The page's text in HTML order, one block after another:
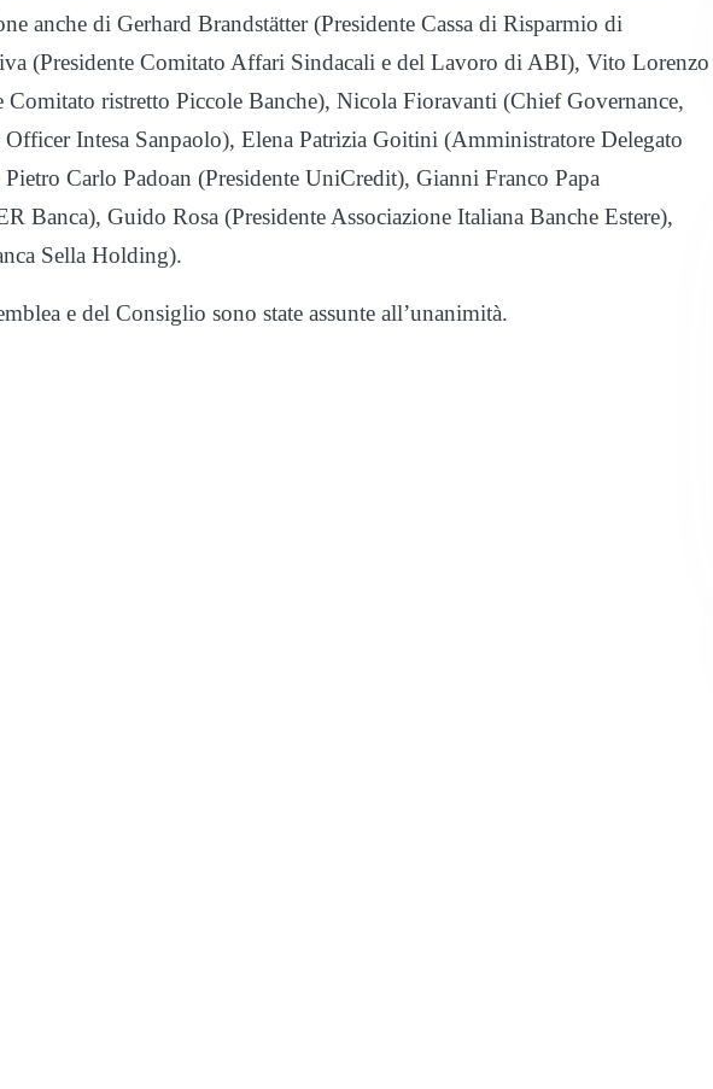
anche di Gerhard Brandstätter (Presidente Cassa di Risparmio di
(Presidente Comitato Affari Sindacali e del Lavoro di ABI), Vito Lorenzo
Comitato ristretto Piccole Banche), Nicola Fioravanti (Chief Governance,
Intesa Sanpaolo), Elena Patrizia Goitini (Amministratore Delegato
Carlo Padoan (Presidente UniCredit), Gianni Franco Papa
Banca), Guido Rosa (Presidente Associazione Italiana Banche Estere),
Sella Holding).
e del Consiglio sono state assunte all’unanimità.